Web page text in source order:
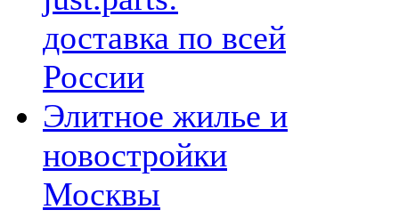
доставка по всей
России
Элитное жилье и
новостройки
Москвы